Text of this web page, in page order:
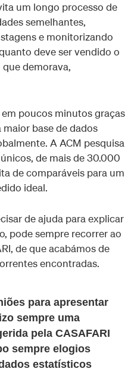
um longo processo de
semelhantes,
e monitorizando
deve ser vendido o
demorava,
poucos minutos graças
maior base de dados
A ACM pesquisa
de mais de 30.000
de comparáveis para um
ideal.
de ajuda para explicar
pode sempre recorrer ao
de que acabámos de
encontradas.
para apresentar
sempre uma
pela CASAFARI
sempre elogios
estatísticos